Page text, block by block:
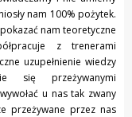
nam 100% pożytek.
nam teoretyczne
z trenerami
uzupełnienie wiedzy
się przeżywanymi
u nas tak zwany
przeżywane przez nas